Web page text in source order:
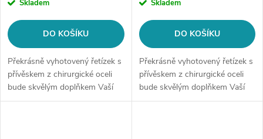
Skladem
DO KOŠÍKU
Překrásně vyhotovený řetízek s
přívěskem z chirurgické oceli
bude skvělým doplňkem Vaší
kolekce šperků. Materiál:
Skladem
DO KOŠÍKU
Překrásně vyhotovený řetízek s
přívěskem z chirurgické oceli
bude skvělým doplňkem Vaší
kolekce šperků. Materiál: